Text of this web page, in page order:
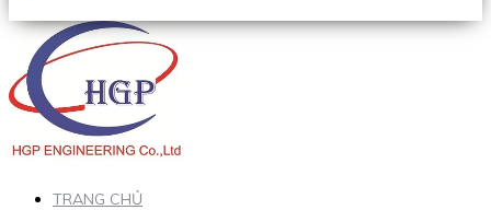
TRANG CHỦ